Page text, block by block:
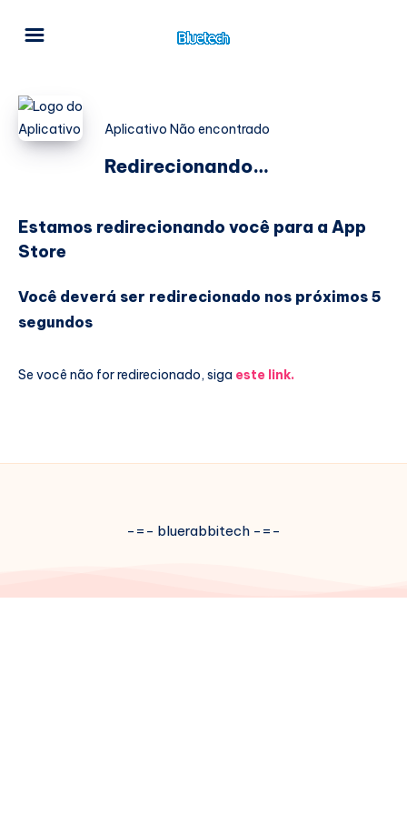
Aplicativo Não encontrado
Redirecionando…
Estamos redirecionando você para a App
Store
Você deverá ser redirecionado nos próximos 5
segundos
Se você não for redirecionado, siga este link.
-=- bluerabbitech -=-